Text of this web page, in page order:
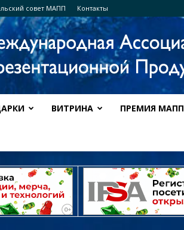
совет МАПП Контакты
ВИТРИНА ПРЕМИЯ МАПП